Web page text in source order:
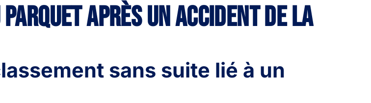
après un accident de la
sans suite lié à un